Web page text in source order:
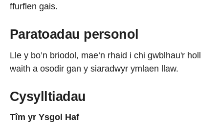
ffurflen gais.
Paratoadau personol
Lle y bo’n briodol, mae’n rhaid i chi gwblhau'r holl
waith a osodir gan y siaradwyr ymlaen llaw.
Cysylltiadau
Tîm yr Ysgol Haf